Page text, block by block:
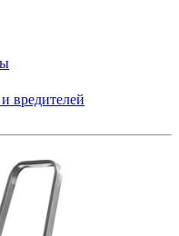
вредителей